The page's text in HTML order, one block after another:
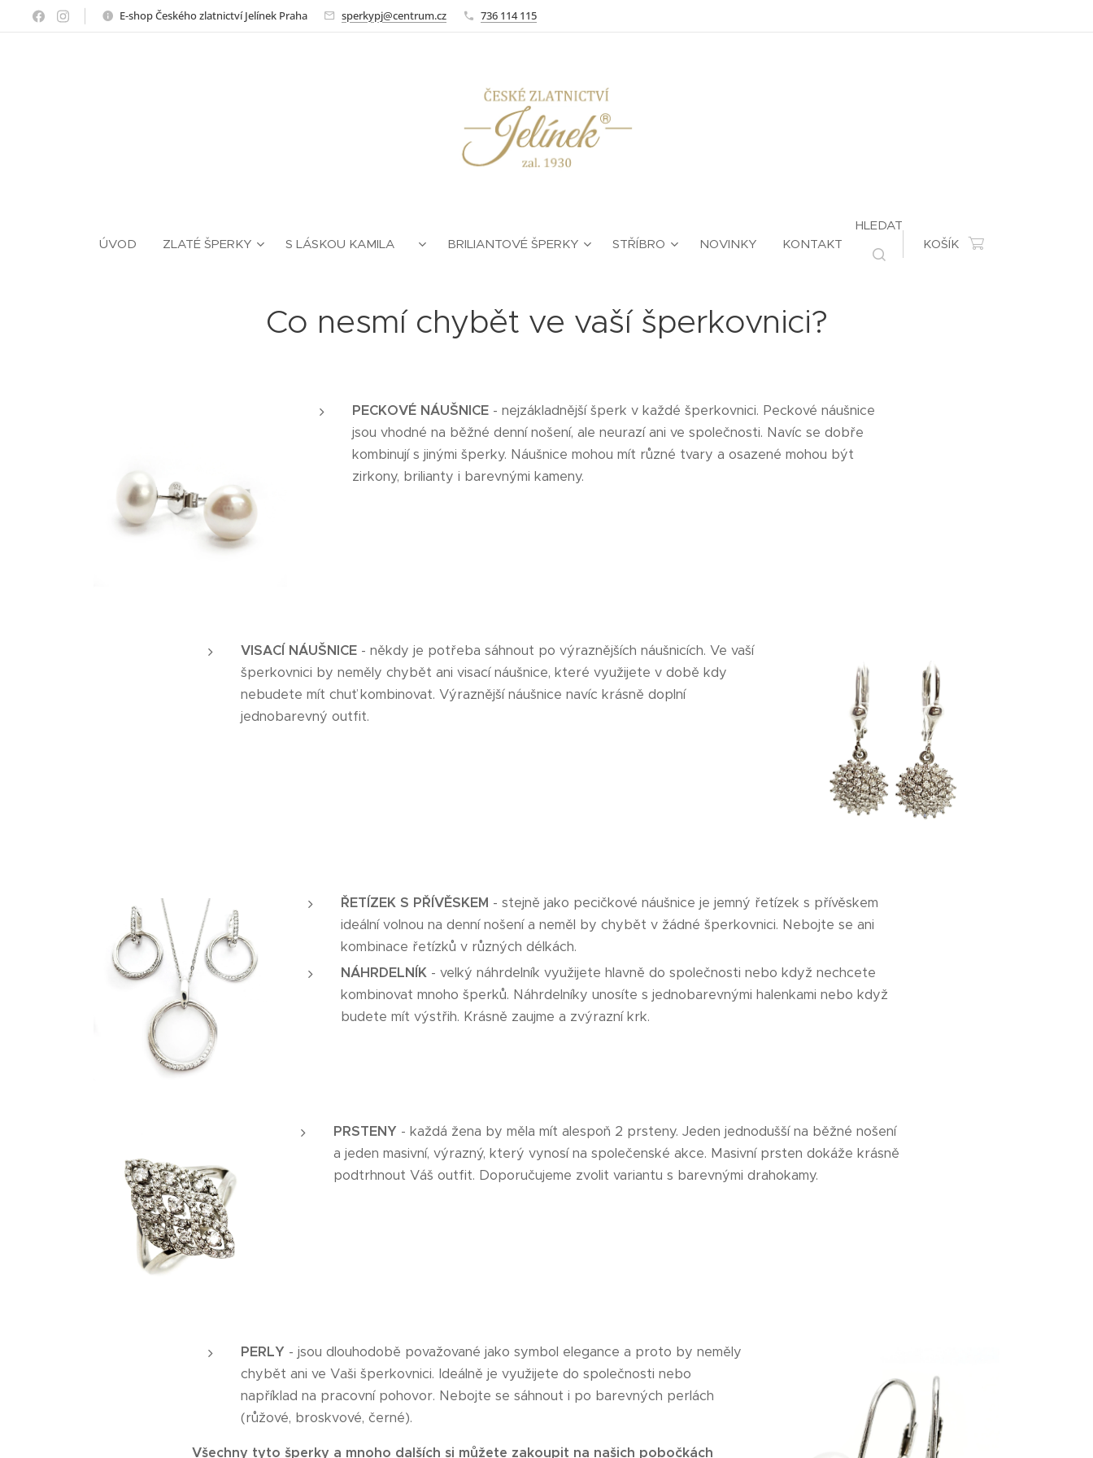
E-shop Českého zlatnictví Jelínek Praha sperkypj@centrum.cz 736 114 115
ÚVOD ZLATÉ ŠPERKY S LÁSKOU KAMILA ❤ BRILIANTOVÉ ŠPERKY STŘÍBRO NOVINKY KONTAKT
HLEDAT
KOŠÍK
Co nesmí chybět ve vaší šperkovnici?
PECKOVÉ NÁUŠNICE - nejzákladnější šperk v každé šperkovnici. Peckové náušnice
jsou vhodné na běžné denní nošení, ale neurazí ani ve společnosti. Navíc se dobře
kombinují s jinými šperky. Náušnice mohou mít různé tvary a osazené mohou být
zirkony, brilianty i barevnými kameny.
VISACÍ NÁUŠNICE - někdy je potřeba sáhnout po výraznějších náušnicích. Ve vaší
šperkovnici by neměly chybět ani visací náušnice, které využijete v době kdy
nebudete mít chuť kombinovat. Výraznější náušnice navíc krásně doplní
jednobarevný outfit.
ŘETÍZEK S PŘÍVĚSKEM - stejně jako pecičkové náušnice je jemný řetízek s přívěskem
ideální volnou na denní nošení a neměl by chybět v žádné šperkovnici. Nebojte se ani
kombinace řetízků v různých délkách.
NÁHRDELNÍK - velký náhrdelník využijete hlavně do společnosti nebo když nechcete
kombinovat mnoho šperků. Náhrdelníky unosíte s jednobarevnými halenkami nebo když
budete mít výstřih. Krásně zaujme a zvýrazní krk.
PRSTENY - každá žena by měla mít alespoň 2 prsteny. Jeden jednodušší na běžné nošení
a jeden masivní, výrazný, který vynosí na společenské akce. Masivní prsten dokáže krásně
podtrhnout Váš outfit. Doporučujeme zvolit variantu s barevnými drahokamy.
PERLY - jsou dlouhodobě považované jako symbol elegance a proto by neměly
chybět ani ve Vaši šperkovnici. Ideálně je využijete do společnosti nebo
například na pracovní pohovor. Nebojte se sáhnout i po barevných perlách
(růžové, broskvové, černé).
Všechny tyto šperky a mnoho dalších si můžete zakoupit na našich pobočkách